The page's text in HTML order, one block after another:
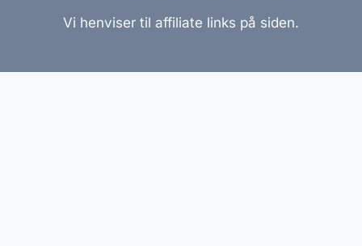
Vi henviser til affiliate links på siden.